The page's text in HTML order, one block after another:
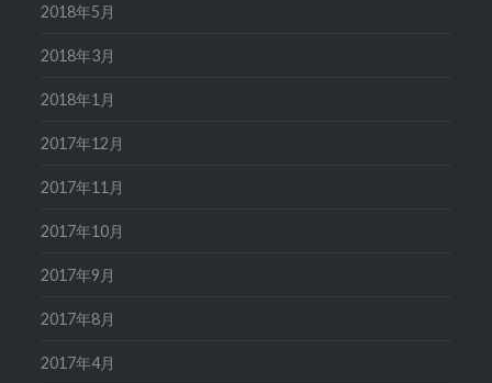
2018年5月
2018年3月
2018年1月
2017年12月
2017年11月
2017年10月
2017年9月
2017年8月
2017年4月